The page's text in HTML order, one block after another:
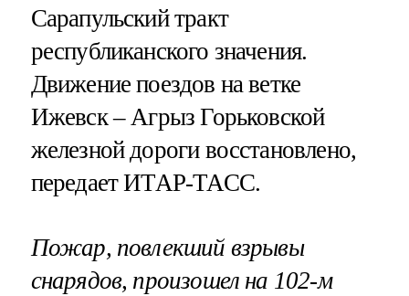
Сарапульский тракт
республиканского значения.
Движение поездов на ветке
Ижевск – Агрыз Горьковской
железной дороги восстановлено,
передает ИТАР-ТАСС.
Пожар, повлекший взрывы
снарядов, произошел на 102-м